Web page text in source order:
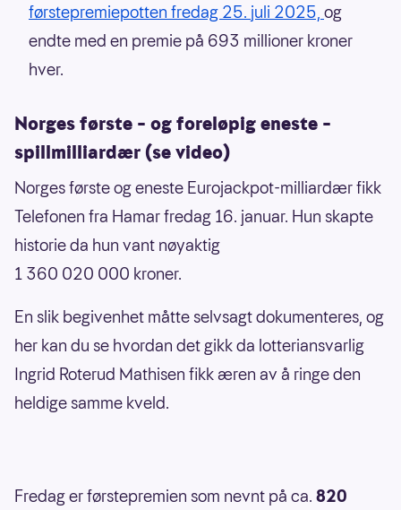
førstepremiepotten fredag 25. juli 2025, og
endte med en premie på 693 millioner kroner
hver.
Norges første – og foreløpig eneste –
spillmilliardær (se video)
Norges første og eneste Eurojackpot-milliardær fikk
Telefonen fra Hamar fredag 16. januar. Hun skapte
historie da hun vant nøyaktig
1 360 020 000 kroner.
En slik begivenhet måtte selvsagt dokumenteres, og
her kan du se hvordan det gikk da lotteriansvarlig
Ingrid Roterud Mathisen fikk æren av å ringe den
heldige samme kveld.
Fredag er førstepremien som nevnt på ca. 820